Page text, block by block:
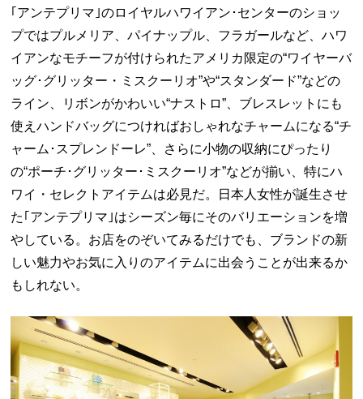
｢アンテプリマ｣のロイヤルハワイアン･センターのショッ
プではプルメリア、パイナップル、フラガールなど、ハワ
イアンなモチーフが付けられたアメリカ限定の“ワイヤーバ
ッグ･グリッター・ミスクーリオ”や“スタンダード”などの
ライン、リボンがかわいい“ナストロ”、ブレスレットにも
使えハンドバッグにつければおしゃれなチャームになる“チ
ャーム･スプレンドーレ”、さらに小物の収納にぴったり
の“ポーチ･グリッター･ミスクーリオ”などが揃い、特にハ
ワイ・セレクトアイテムは必見だ。日本人女性が誕生させ
た｢アンテプリマ｣はシーズン毎にそのバリエーションを増
やしている。お店をのぞいてみるだけでも、ブランドの新
しい魅力やお気に入りのアイテムに出会うことが出来るか
もしれない。